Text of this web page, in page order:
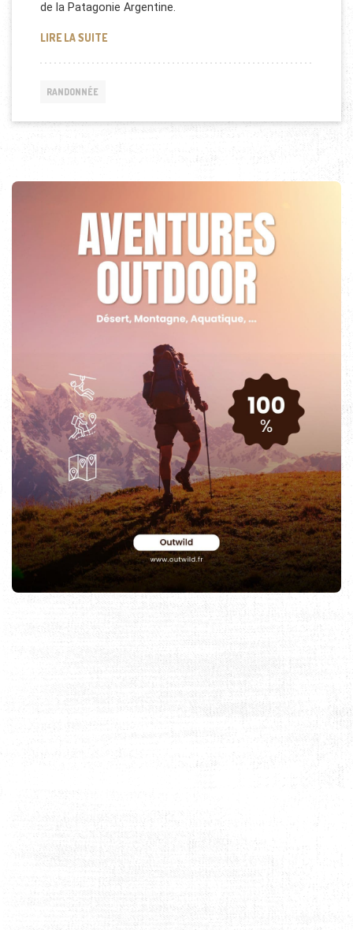
de la Patagonie Argentine.
LIRE LA SUITEPHOTOS DE LA PATAGONIE ARGENTINE
RANDONNÉE